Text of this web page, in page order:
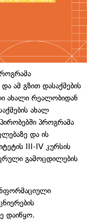
ამ გზით დასაქმების
ახალი რეალობიდან
ახალ
პროგრამა
და ის
III-IV კურსის
გამოცდილების
დაიწყო.